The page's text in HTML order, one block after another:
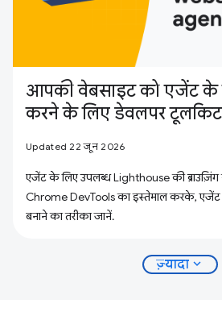
आपकी वेबसाइट को एजेंट के
करने के लिए डेवलपर टूलकिट
Updated 22 जून 2026
एजेंट के लिए उपलब्ध Lighthouse की
Chrome DevTools का इस्तेमाल करके, एजेंट
बनाने का तरीका जानें.
ज़्यादा expand_more